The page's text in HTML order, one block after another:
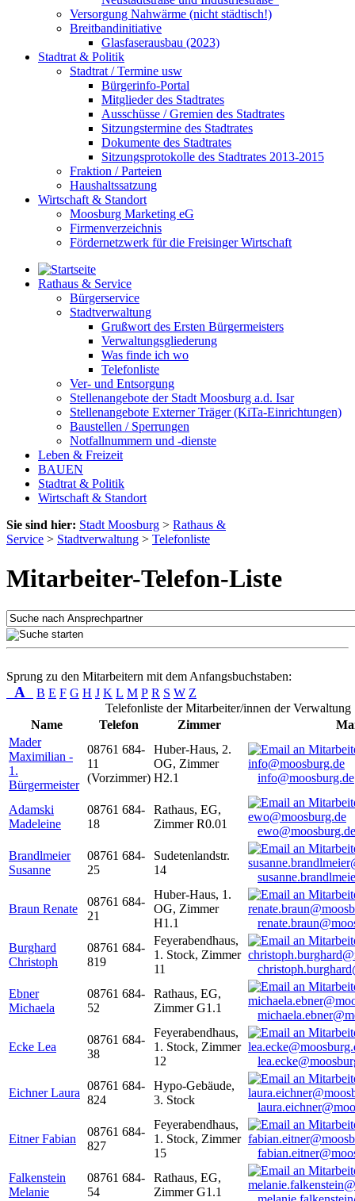
Versorgung Nahwärme (nicht städtisch!)
Breitbandinitiative
Glasfaserausbau (2023)
Stadtrat & Politik
Stadtrat / Termine usw
Bürgerinfo-Portal
Mitglieder des Stadtrates
Ausschüsse / Gremien des Stadtrates
Sitzungstermine des Stadtrates
Dokumente des Stadtrates
Sitzungsprotokolle des Stadtrates 2013-2015
Fraktion / Parteien
Haushaltssatzung
Wirtschaft & Standort
Moosburg Marketing eG
Firmenverzeichnis
Fördernetzwerk für die Freisinger Wirtschaft
Rathaus & Service
Bürgerservice
Stadtverwaltung
Grußwort des Ersten Bürgermeisters
Verwaltungsgliederung
Was finde ich wo
Telefonliste
Ver- und Entsorgung
Stellenangebote der Stadt Moosburg a.d. Isar
Stellenangebote Externer Träger (KiTa-Einrichtungen)
Baustellen / Sperrungen
Notfallnummern und -dienste
Leben & Freizeit
BAUEN
Stadtrat & Politik
Wirtschaft & Standort
Sie sind hier: Stadt Moosburg > Rathaus &
Service > Stadtverwaltung > Telefonliste
Mitarbeiter-Telefon-Liste
Sprung zu den Mitarbeitern mit dem Anfangsbuchstaben:
A B E F G H J K L M P R S W Z
Telefonliste der Mitarbeiter/innen der Verwaltung
Name
Telefon Zimmer
Mader
Maximilian -
1.
Bürgermeister
08761 684-
11
(Vorzimmer)
Huber-Haus, 2.
OG, Zimmer
H2.1
info@moosburg.de
Adamski
Madeleine
08761 684-
18
Rathaus, EG,
Zimmer R0.01
ewo@moosburg.de
Brandlmeier
Susanne
08761 684-
25
Sudetenlandstr.
14
Braun Renate
08761 684-
21
Huber-Haus, 1.
OG, Zimmer
H1.1
Burghard
Christoph
08761 684-
819
Feyerabendhaus,
1. Stock, Zimmer
11
Ebner
Michaela
08761 684-
52
Rathaus, EG,
Zimmer G1.1
Ecke Lea
08761 684-
38
Feyerabendhaus,
1. Stock, Zimmer
12
Eichner Laura
08761 684-
824
Hypo-Gebäude,
3. Stock
Eitner Fabian
08761 684-
827
Feyerabendhaus,
1. Stock, Zimmer
15
Falkenstein
Melanie
08761 684-
54
Rathaus, EG,
Zimmer G1.1